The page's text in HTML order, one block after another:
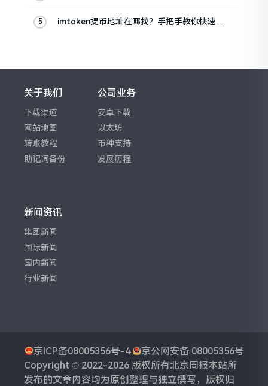
imtoken提币地址在哪找？手把手教你快速查
关于我们
下载渠道
网站地图
转账教程
助记词备份
公司业务
安卓下载
以太坊
币种支持
发展历程
新闻资讯
集团新闻
国际新闻
国内新闻
行业新闻
京ICP备08005356号-4
京公网安备 08005356号
Copyright © 2022-2026 版权所有北京周报本站所
发布的文章内容均为原创整理与独立撰写，版权归